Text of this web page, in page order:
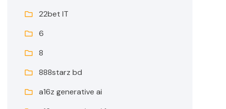
22bet IT
6
8
888starz bd
a16z generative ai